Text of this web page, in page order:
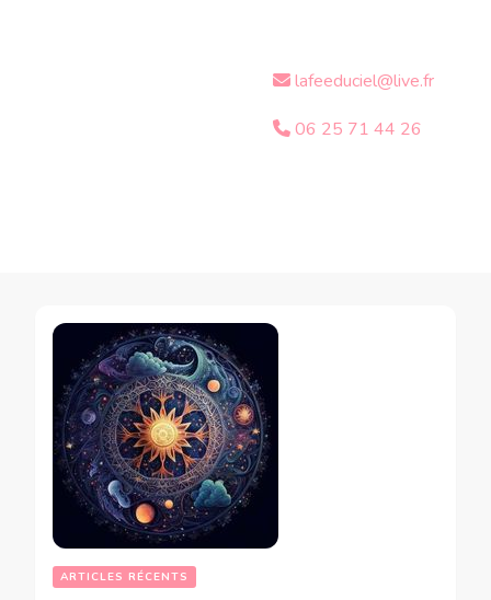
lafeeduciel@live.fr
06 25 71 44 26
ARTICLES RÉCENTS